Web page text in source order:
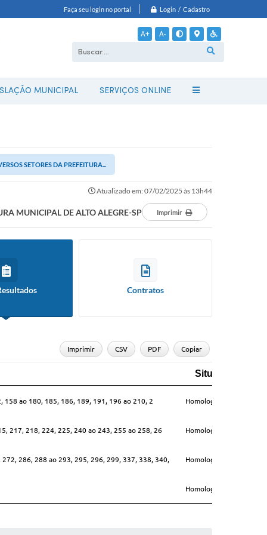
Faça seu login no portal Login / Cadastro
A+ A-
MUNICIPAL SERVIÇOS ONLINE
SETORES DA PREFEITURA...
Atualizado em: 07/02/2025 às 13h44
MUNICIPAL DE ALTO ALEGRE-SP Imprimir
Contratos
Imprimir CSV PDF Copiar
Situação
158 ao 180, 185, 186, 189, 191, 196 ao 210, 2 Homologado
217, 218, 224, 225, 240 ao 243, 255 ao 258, 26 Homologado
286, 288 ao 293, 295, 296, 299, 337, 338, 340, Homologado
Homologado